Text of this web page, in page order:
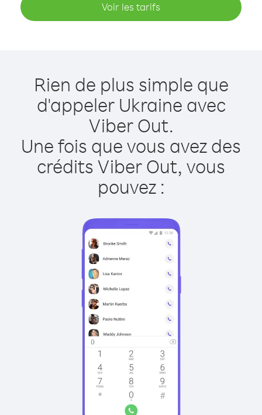
Voir les tarifs
Rien de plus simple que
d'appeler Ukraine avec
Viber Out.
Une fois que vous avez des
crédits Viber Out, vous
pouvez :